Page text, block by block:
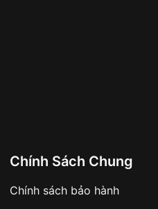
Chính Sách Chung
Chính sách bảo hành